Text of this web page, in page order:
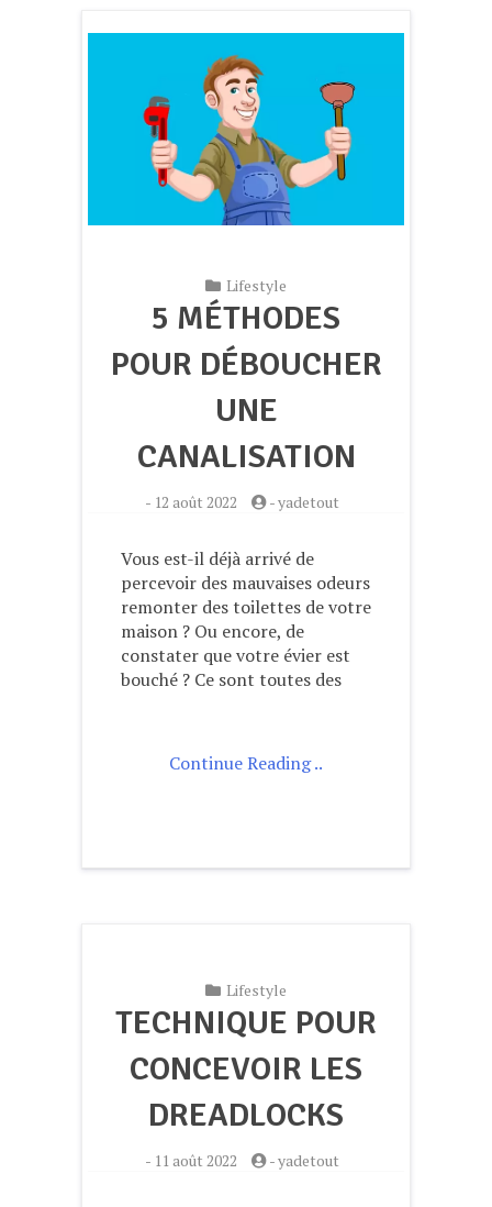
Lifestyle
5 MÉTHODES
POUR DÉBOUCHER
UNE
CANALISATION
- 12 août 2022 -yadetout
Vous est-il déjà arrivé de
percevoir des mauvaises odeurs
remonter des toilettes de votre
maison ? Ou encore, de
constater que votre évier est
bouché ? Ce sont toutes des
Continue Reading ..
Lifestyle
TECHNIQUE POUR
CONCEVOIR LES
DREADLOCKS
- 11 août 2022 -yadetout